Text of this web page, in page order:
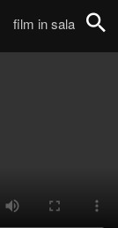
film in sala